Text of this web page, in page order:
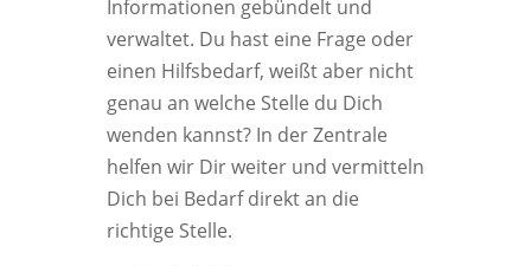
Informationen gebündelt und
verwaltet. Du hast eine Frage oder
einen Hilfsbedarf, weißt aber nicht
genau an welche Stelle du Dich
wenden kannst? In der Zentrale
helfen wir Dir weiter und vermitteln
Dich bei Bedarf direkt an die
richtige Stelle.